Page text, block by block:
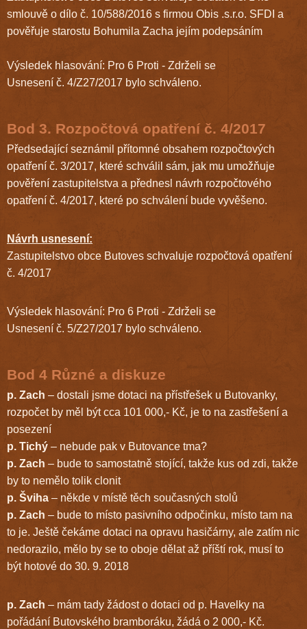
smlouvě o dílo č. 10/588/2016 s firmou Obis .s.r.o. SFDI a
pověřuje starostu Bohumila Zacha jejím podepsáním
Výsledek hlasování: Pro 6 Proti - Zdrželi se
Usnesení č. 4/Z27/2017 bylo schváleno.
Bod 3. Rozpočtová opatření č. 4/2017
Předsedající seznámil přítomné obsahem rozpočtových
opatření č. 3/2017, které schválil sám, jak mu umožňuje
pověření zastupitelstva a přednesl návrh rozpočtového
opatření č. 4/2017, které po schválení bude vyvěšeno.
Návrh usnesení:
Zastupitelstvo obce Butoves schvaluje rozpočtová opatření
č. 4/2017
Výsledek hlasování: Pro 6 Proti - Zdrželi se
Usnesení č. 5/Z27/2017 bylo schváleno.
Bod 4 Různé a diskuze
p. Zach – dostali jsme dotaci na přístřešek u Butovanky,
rozpočet by měl být cca 101 000,- Kč, je to na zastřešení a
posezení
p. Tichý – nebude pak v Butovance tma?
p. Zach – bude to samostatně stojící, takže kus od zdi, takže
by to nemělo tolik clonit
p. Šviha – někde v místě těch současných stolů
p. Zach – bude to místo pasivního odpočinku, místo tam na
to je. Ještě čekáme dotaci na opravu hasičárny, ale zatím nic
nedorazilo, mělo by se to oboje dělat až příští rok, musí to
být hotové do 30. 9. 2018
p. Zach – mám tady žádost o dotaci od p. Havelky na
pořádání Butovského bramboráku, žádá o 2 000,- Kč.